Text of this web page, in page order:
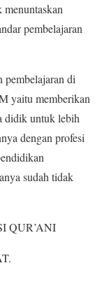
pembelajaran
pembelajaran di
yaitu memberikan
didik untuk lebih
dengan profesi
sudah tidak
QUR’ANI